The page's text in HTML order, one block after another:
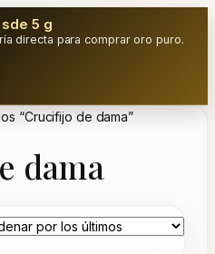
5 g
directa para comprar oro puro.
“Crucifijo de dama”
dama